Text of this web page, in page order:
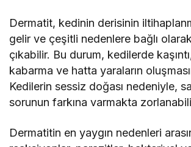
Dermatit, kedinin derisinin
gelir ve çeşitli nedenlere bağlı
çıkabilir. Bu durum, kedilerde
kabarma ve hatta yaraların
Kedilerin sessiz doğası nedeniyle,
sorunun farkına varmakta
Dermatitin en yaygın nedenleri